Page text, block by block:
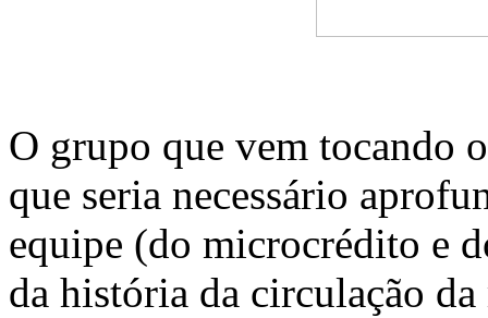
O grupo que vem tocando
que seria necessário
equipe (do microcrédito e
da história da circulação da